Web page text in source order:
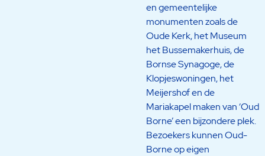
en gemeentelijke
monumenten zoals de
Oude Kerk, het Museum
het Bussemakerhuis, de
Bornse Synagoge, de
Klopjeswoningen, het
Meijershof en de
Mariakapel maken van ‘Oud
Borne’ een bijzondere plek.
Bezoekers kunnen Oud-
Borne op eigen